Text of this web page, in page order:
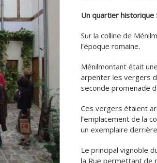
Un quartier historique :
Sur la colline de
l’époque romaine.
Ménilmontant était
arpenter les vergers
seconde promenade
Ces vergers étaient
l’emplacement de la
un exemplaire derrière
Le principal vignoble
la Rue permettant de